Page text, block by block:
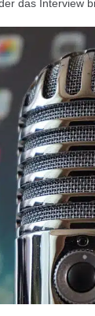
das Interview